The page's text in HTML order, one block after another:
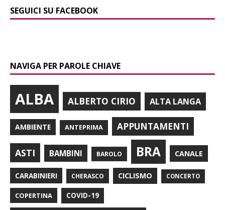
SEGUICI SU FACEBOOK
NAVIGA PER PAROLE CHIAVE
ALBA ALBERTO CIRIO ALTA LANGA
AMBIENTE ANTEPRIMA APPUNTAMENTI
ASTI BAMBINI BAROLO BRA CANALE
CARABINIERI CHERASCO CICLISMO CONCERTO
COPERTINA COVID-19